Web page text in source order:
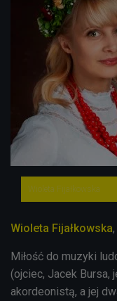
Wioleta Fijałkowska
Wioleta Fijałkowska
Miłość do muzyki
(ojciec, Jacek Bursa,
akordeonistą, a jej